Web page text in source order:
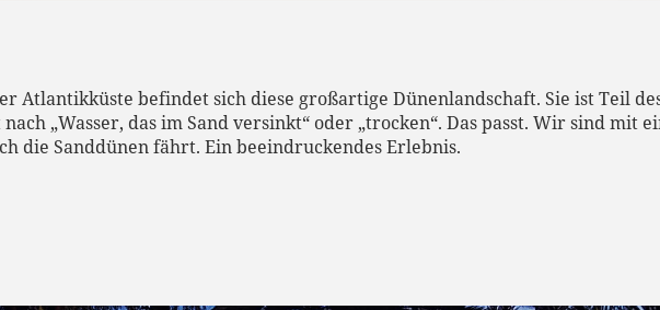
Atlantikküste befindet sich diese großartige Dünenlandschaft. Sie ist Teil
„Wasser, das im Sand versinkt“ oder „trocken“. Das passt. Wir sind mit
die Sanddünen fährt. Ein beeindruckendes Erlebnis.